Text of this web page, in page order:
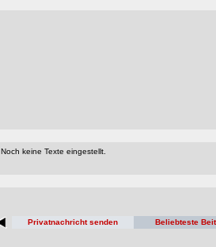
Noch keine Texte eingestellt.
Privatnachricht senden Beliebteste